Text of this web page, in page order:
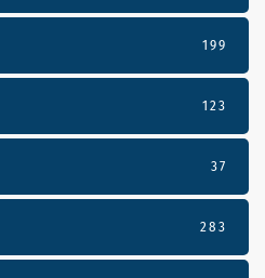
199
123
37
283